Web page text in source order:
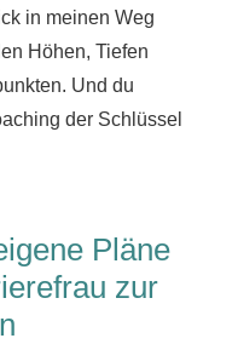
in meinen Weg
Höhen, Tiefen
Und du
der Schlüssel
Pläne
zur